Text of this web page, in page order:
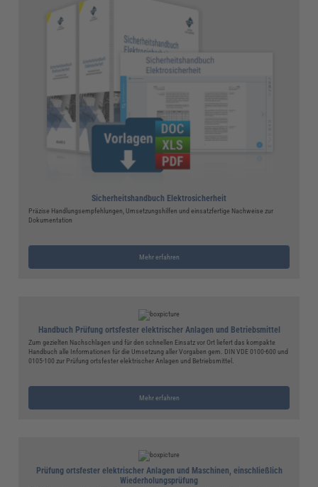
Sicherheitshandbuch Elektrosicherheit
Präzise Handlungsempfehlungen, Umsetzungshilfen und einsatzfertige Nachweise zur
Dokumentation
Mehr erfahren
Handbuch Prüfung ortsfester elektrischer Anlagen und Betriebsmittel
Zum gezielten Nachschlagen und für den schnellen Einsatz vor Ort liefert das kompakte
Handbuch alle Informationen für die Umsetzung aller Vorgaben gem. DIN VDE 0100-600 und
0105-100 zur Prüfung ortsfester elektrischer Anlagen und Betriebsmittel.
Mehr erfahren
Prüfung ortsfester elektrischer Anlagen und Maschinen, einschließlich
Wiederholungsprüfung